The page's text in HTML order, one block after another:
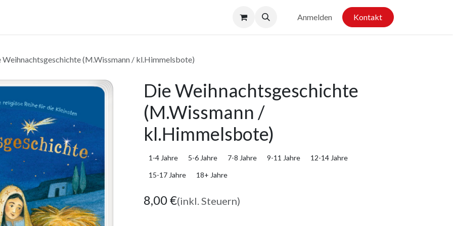
Anmelden Kontakt
Weihnachtsgeschichte (M.Wissmann / kl.Himmelsbote)
Die Weihnachtsgeschichte
(M.Wissmann /
kl.Himmelsbote)
1-4 Jahre 5-6 Jahre 7-8 Jahre 9-11 Jahre
12-14 Jahre
15-17 Jahre
18+ Jahre
8,00€(inkl. Steuern)